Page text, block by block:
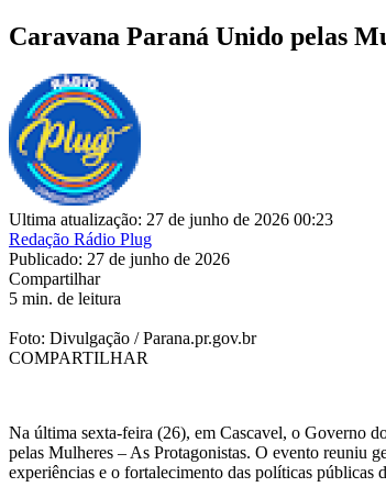
Caravana Paraná Unido pelas
Ultima atualização: 27 de junho de 2026 00:23
Redação Rádio Plug
Publicado: 27 de junho de 2026
Compartilhar
5 min. de leitura
Foto: Divulgação / Parana.pr.gov.br
COMPARTILHAR
Na última sexta-feira (26), em Cascavel, o Governo
pelas Mulheres – As Protagonistas. O evento reuniu
experiências e o fortalecimento das políticas públicas